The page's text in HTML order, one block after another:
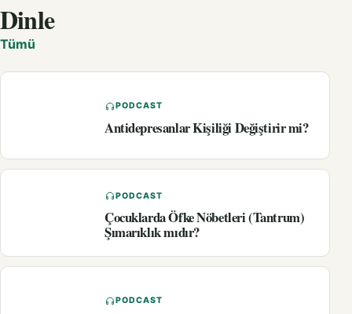
Dinle
Tümü
PODCAST
Antidepresanlar Kişiliği Değiştirir mi?
PODCAST
Çocuklarda Öfke Nöbetleri (Tantrum)
Şımarıklık mıdır?
PODCAST